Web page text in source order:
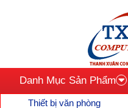
Danh Mục Sản Phẩm
Thiết bị văn phòng